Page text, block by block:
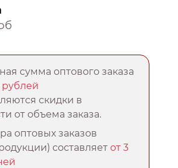
сумма оптового заказа
рублей
скидки в
от объема заказа.
оптовых заказов
составляетот 3